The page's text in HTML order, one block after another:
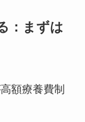
：まずは
額療養費制